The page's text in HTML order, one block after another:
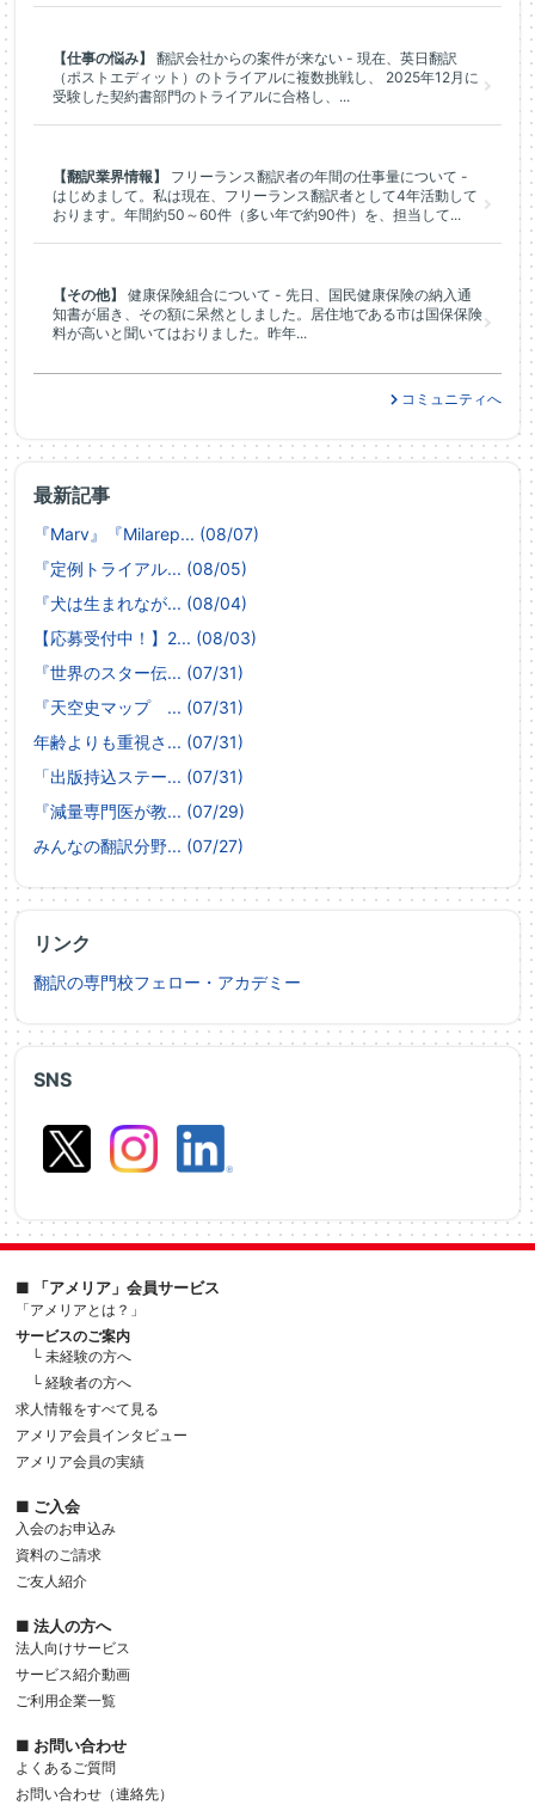
SNS
最新記事
『Marv』『Milarep... (08/07)
『定例トライアル... (08/05)
『犬は生まれなが... (08/04)
【応募受付中！】2... (08/03)
『世界のスター伝... (07/31)
『天空史マップ ... (07/31)
年齢よりも重視さ... (07/31)
「出版持込ステー... (07/31)
『減量専門医が教... (07/29)
みんなの翻訳分野... (07/27)
リンク
翻訳の専門校フェロー・アカデミー
【仕事の悩み】
翻訳会社からの案件が来ない - 現在、英日翻訳
（ポストエディット）のトライアルに複数挑戦し、 2025年12月に
受験した契約書部門のトライアルに合格し、...
【翻訳業界情報】
フリーランス翻訳者の年間の仕事量について -
はじめまして。私は現在、フリーランス翻訳者として4年活動して
おります。年間約50～60件（多い年で約90件）を、担当して...
【その他】
健康保険組合について - 先日、国民健康保険の納入通
知書が届き、その額に呆然としました。居住地である市は国保保険
料が高いと聞いてはおりました。昨年...
コミュニティへ
■ 「アメリア」会員サービス
「アメリアとは？」
サービスのご案内
└ 未経験の方へ
└ 経験者の方へ
求人情報をすべて見る
アメリア会員インタビュー
アメリア会員の実績
■ ご入会
入会のお申込み
資料のご請求
ご友人紹介
■ 法人の方へ
法人向けサービス
サービス紹介動画
ご利用企業一覧
■ お問い合わせ
よくあるご質問
お問い合わせ（連絡先）